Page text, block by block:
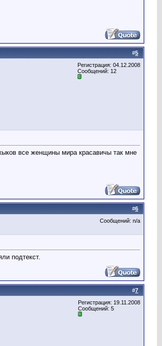
#5
Регистрация: 04.12.2008
Сообщений: 12
все женщины мира красавичы так мне
#6
Сообщений: n/a
подтекст.
#7
Регистрация: 19.11.2008
Сообщений: 5